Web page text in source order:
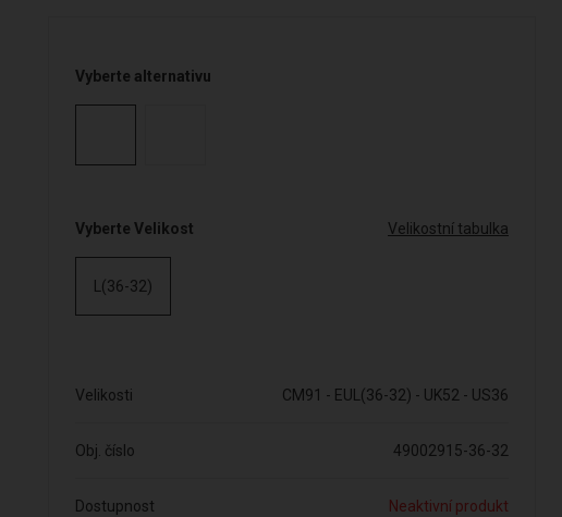
Vyberte alternativu
Vyberte Velikost Velikostní tabulka
L(36-32)
Velikosti CM91 - EUL(36-32) - UK52 - US36
Obj. číslo 49002915-36-32
Dostupnost Neaktivní produkt